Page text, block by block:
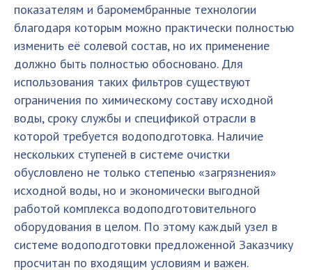
показателям и баромембранные технологии
благодаря которым можно практически полностью
изменить её солевой состав, но их применение
должно быть полностью обосновано. Для
использования таких фильтров существуют
ограничения по химическому составу исходной
воды, сроку службы и спецификой отрасли в
которой требуется водоподготовка. Наличие
нескольких ступеней в системе очистки
обусловлено не только степенью «загрязнения»
исходной воды, но и экономически выгодной
работой комплекса водоподготовительного
оборудования в целом. По этому каждый узел в
системе водоподготовки предложенной Заказчику
просчитан по входящим условиям и важен.